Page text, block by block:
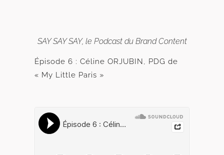
SAY SAY SAY, le Podcast du Brand Content
Épisode 6 : Céline ORJUBIN, PDG de
« My Little Paris »